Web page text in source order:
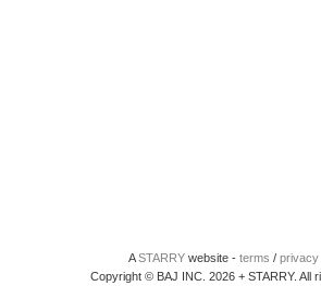
ASTARRY website - terms / privacy
Copyright © BAJ INC. 2026 + STARRY. All